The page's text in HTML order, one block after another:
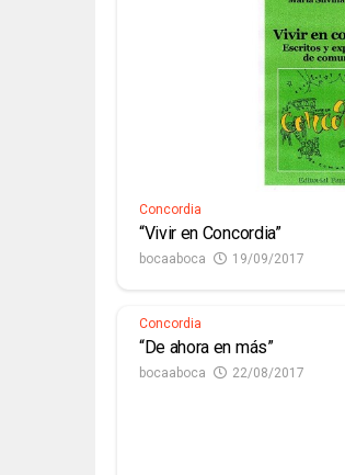
Concordia
“Vivir en Concordia”
bocaaboca 19/09/2017
Concordia
“De ahora en más”
bocaaboca 22/08/2017